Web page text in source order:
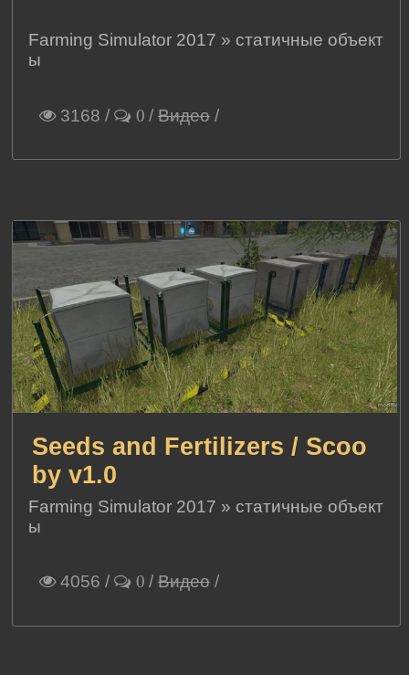
Farming Simulator 2017 » статичные объект
ы
3168 / 0 /Видео/
Seeds and Fertilizers / Scoo
by v1.0
Farming Simulator 2017 » статичные объект
ы
4056 / 0 /Видео/